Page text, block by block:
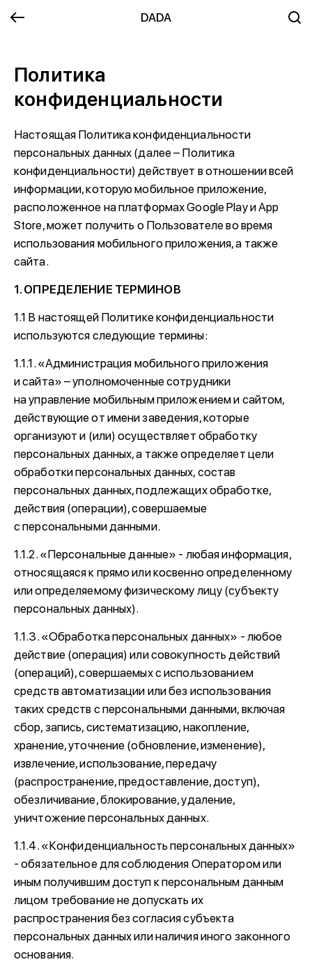
DADA
Политика
конфиденциальности
Настоящая Политика конфиденциальности
персональных данных (далее – Политика
конфиденциальности) действует в отношении всей
информации, которую мобильное приложение,
расположенное на платформах Google Play и App
Store, может получить о Пользователе во время
использования мобильного приложения, а также
сайта.
1. ОПРЕДЕЛЕНИЕ ТЕРМИНОВ
1.1 В настоящей Политике конфиденциальности
используются следующие термины:
1.1.1. «Администрация мобильного приложения
и сайта» – уполномоченные сотрудники
на управление мобильным приложением и сайтом,
действующие от имени заведения, которые
организуют и (или) осуществляет обработку
персональных данных, а также определяет цели
обработки персональных данных, состав
персональных данных, подлежащих обработке,
действия (операции), совершаемые
с персональными данными.
1.1.2. «Персональные данные» - любая информация,
относящаяся к прямо или косвенно определенному
или определяемому физическому лицу (субъекту
персональных данных).
1.1.3. «Обработка персональных данных» - любое
действие (операция) или совокупность действий
(операций), совершаемых с использованием
средств автоматизации или без использования
таких средств с персональными данными, включая
сбор, запись, систематизацию, накопление,
хранение, уточнение (обновление, изменение),
извлечение, использование, передачу
(распространение, предоставление, доступ),
обезличивание, блокирование, удаление,
уничтожение персональных данных.
1.1.4. «Конфиденциальность персональных данных»
- обязательное для соблюдения Оператором или
иным получившим доступ к персональным данным
лицом требование не допускать их
распространения без согласия субъекта
персональных данных или наличия иного законного
основания.